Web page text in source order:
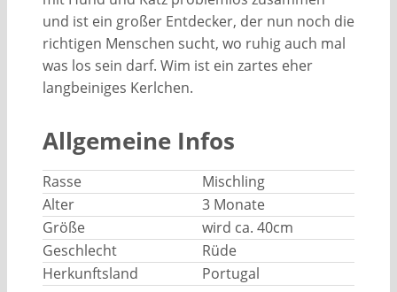
und ist ein großer Entdecker, der nun noch die
richtigen Menschen sucht, wo ruhig auch mal
was los sein darf. Wim ist ein zartes eher
langbeiniges Kerlchen.
Allgemeine Infos
Rasse
Mischling
Alter
3 Monate
Größe
wird ca. 40cm
Geschlecht
Rüde
Herkunftsland
Portugal